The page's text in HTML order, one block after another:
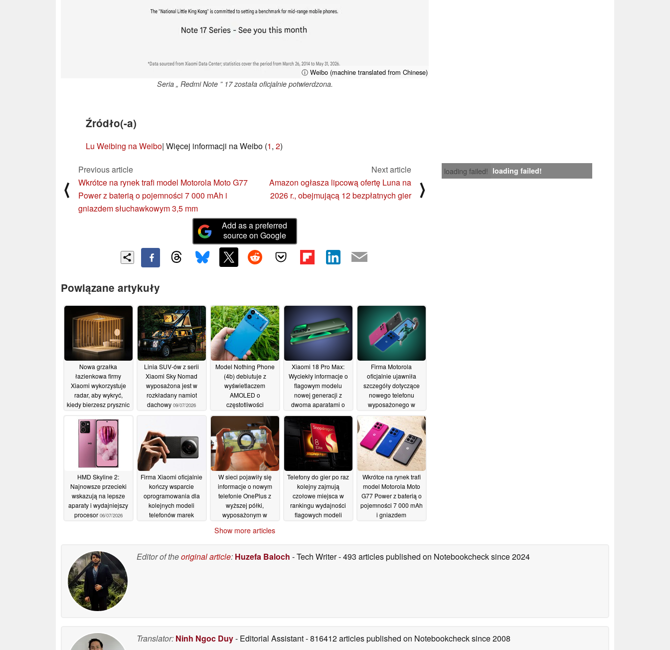
ⓘ Weibo (machine translated from Chinese)
Seria „ Redmi Note ” 17 została oficjalnie potwierdzona.
Źródło(-a)
Lu Weibing na Weibo| Więcej informacji na Weibo (1, 2)
loading failed! loading failed!
⟨
Previous article
Wkrótce na rynek trafi model Motorola Moto G77
Power z baterią o pojemności 7 000 mAh i
gniazdem słuchawkowym 3,5 mm
Next article
Amazon ogłasza lipcową ofertę Luna na
2026 r., obejmującą 12 bezpłatnych gier
⟩
Add as a preferred
source on Google
Powiązane artykuły
Nowa grzałka
łazienkowa firmy
Xiaomi wykorzystuje
radar, aby wykryć,
kiedy bierzesz prysznic
Linia SUV-ów z serii
Xiaomi Sky Nomad
wyposażona jest w
rozkładany namiot
dachowy 09/07/2026
Model Nothing Phone
(4b) debiutuje z
wyświetlaczem
AMOLED o
częstotliwości
procesorem
Snapdragon oraz
baterią o pojemności
do 6 000 mAh07/07/2026
Xiaomi 18 Pro Max:
Wyciekły informacje o
flagowym modelu
nowej generacji z
dwoma aparatami o
i pojemną baterią
07/07/2026
Firma Motorola
oficjalnie ujawniła
szczegóły dotyczące
nowego telefonu
wyposażonego w
3,5 mm jeszcze przed
jego premierą06/07/2026
HMD Skyline 2:
Najnowsze przecieki
wskazują na lepsze
aparaty i wydajniejszy
procesor 06/07/2026
Firma Xiaomi oficjalnie
kończy wsparcie
oprogramowania dla
kolejnych modeli
telefonów marek
W sieci pojawiły się
informacje o nowym
telefonie OnePlus z
wyższej półki,
wyposażonym w
częstotliwości
04/07/2026
Telefony do gier po raz
kolejny zajmują
czołowe miejsca w
rankingu wydajności
flagowych modeli
Wkrótce na rynek trafi
model Motorola Moto
G77 Power z baterią o
pojemności 7 000 mAh
i gniazdem
Show more articles
Editor of theoriginal article: Huzefa Baloch - Tech Writer- 493 articles published on Notebookchecksince 2024
Translator: Ninh Ngoc Duy- Editorial Assistant- 816412 articles published on Notebookchecksince 2008